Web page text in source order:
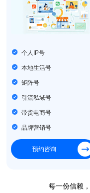
化运营。
个人IP号
本地生活号
矩阵号
引流私域号
带货电商号
品牌营销号
预约咨询
每一份信赖